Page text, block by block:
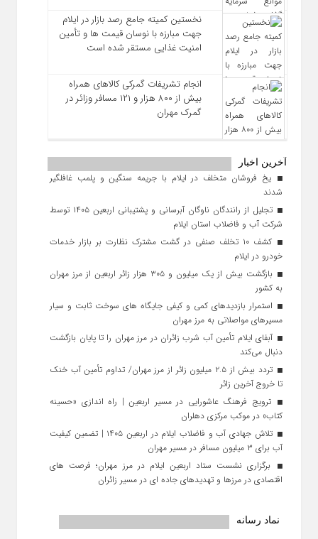
نخستین کمیته جامع رصد بازار در ایلام
جهت مبارزه با نوسان قیمت‌ ها و تأمین
امنیت غذایی مستقر شده است
انجام تشریفات گمرکی کالاهای همراه
بیش از ۸۰۰ هزار و ۱۲۱ مسافر وزائر در
گمرک مهران
آخرین اخبار
یخ‌ فروشان متخلف در ایلام با جریمه سنگین و پلمب غافلگیر
شدند
تجلیل از رانندگان ناوگان آبرسانی و پشتیبانی اربعین ۱۴۰۵ توسط
شرکت آب و فاضلاب استان ایلام
کشف ۱۰ تخلف صنفی در گشت مشترک نظارت بر بازار خدمات
خودرو در ایلام
بازگشت بیش از یک میلیون و ۳۰۵ هزار زائر اربعین از مرز مهران
به کشور
استمرار بازدیدهای کمی و کیفی جایگاه‌ های سوخت ثابت و سیار
مسیرهای مواصلاتی به مرز مهران
آبفای ایلام تأمین آب شرب زائران در مرز مهران را تا پایان بازگشت
دنبال می‌کند
تردد بیش از ۲.۵ میلیون زائر از مرز مهران/ تداوم تأمین آب خنک
تا خروج آخرین زائر
ترویج فرهنگ عاشورایی در مسیر اربعین | راه‌ اندازی «حسینه
کتاب» در موکب مرکزی دهلران
تلاش جهادی آب و فاضلاب ایلام در اربعین ۱۴۰۵ | تضمین کیفیت
آب برای ۳ میلیون مسافر در مسیر مهران
برگزاری نشست ستاد اربعین ایلام در مرز مهران؛ فرصت‌ های
اقتصادی در مرزها و تهدیدهای جاده‌ ای در مسیر زائران
نماد رسانه